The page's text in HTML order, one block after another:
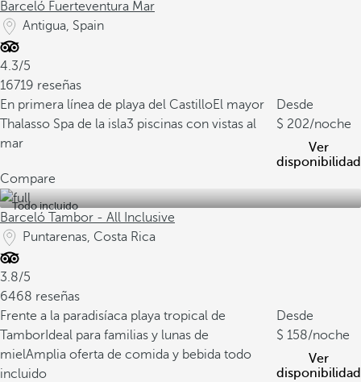
Barceló Fuerteventura Mar
Antigua, Spain
4.3/5
16719 reseñas
En primera línea de playa del CastilloEl mayor
Thalasso Spa de la isla3 piscinas con vistas al
mar
Desde
202/noche
Ver
disponibilidad
Compare
Todo incluido
Barceló Tambor - All Inclusive
Puntarenas, Costa Rica
3.8/5
6468 reseñas
Frente a la paradisíaca playa tropical de
Tambor Ideal para familias y lunas de
mielAmplia oferta de comida y bebida todo
incluido
Desde
158/noche
Ver
disponibilidad